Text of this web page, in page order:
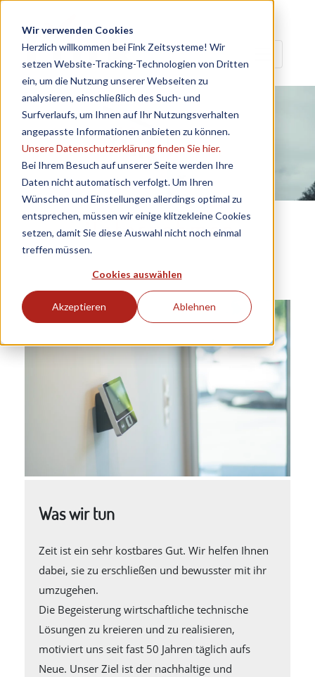
Wir verwenden Cookies
Herzlich willkommen bei Fink Zeitsysteme! Wir
setzen Website-Tracking-Technologien von Dritten
ein, um die Nutzung unserer Webseiten zu
analysieren, einschließlich des Such- und
Surfverlaufs, um Ihnen auf Ihr Nutzungsverhalten
angepasste Informationen anbieten zu können.
Unsere Datenschutzerklärung finden Sie hier.
Bei Ihrem Besuch auf unserer Seite werden Ihre
Daten nicht automatisch verfolgt. Um Ihren
Wünschen und Einstellungen allerdings optimal zu
entsprechen, müssen wir einige klitzekleine Cookies
setzen, damit Sie diese Auswahl nicht noch einmal
treffen müssen.
Cookies auswählen
Akzeptieren Ablehnen
Unternehmen
Was wir tun
Zeit ist ein sehr kostbares Gut. Wir helfen Ihnen
dabei, sie zu erschließen und bewusster mit ihr
umzugehen.
Die Begeisterung wirtschaftliche technische
Lösungen zu kreieren und zu realisieren,
motiviert uns seit fast 50 Jahren täglich aufs
Neue. Unser Ziel ist der nachhaltige und